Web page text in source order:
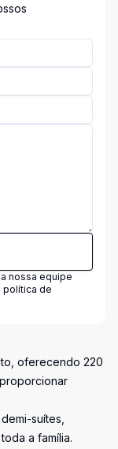
nossa equipe
política de
oferecendo 220
suítes,
a família.